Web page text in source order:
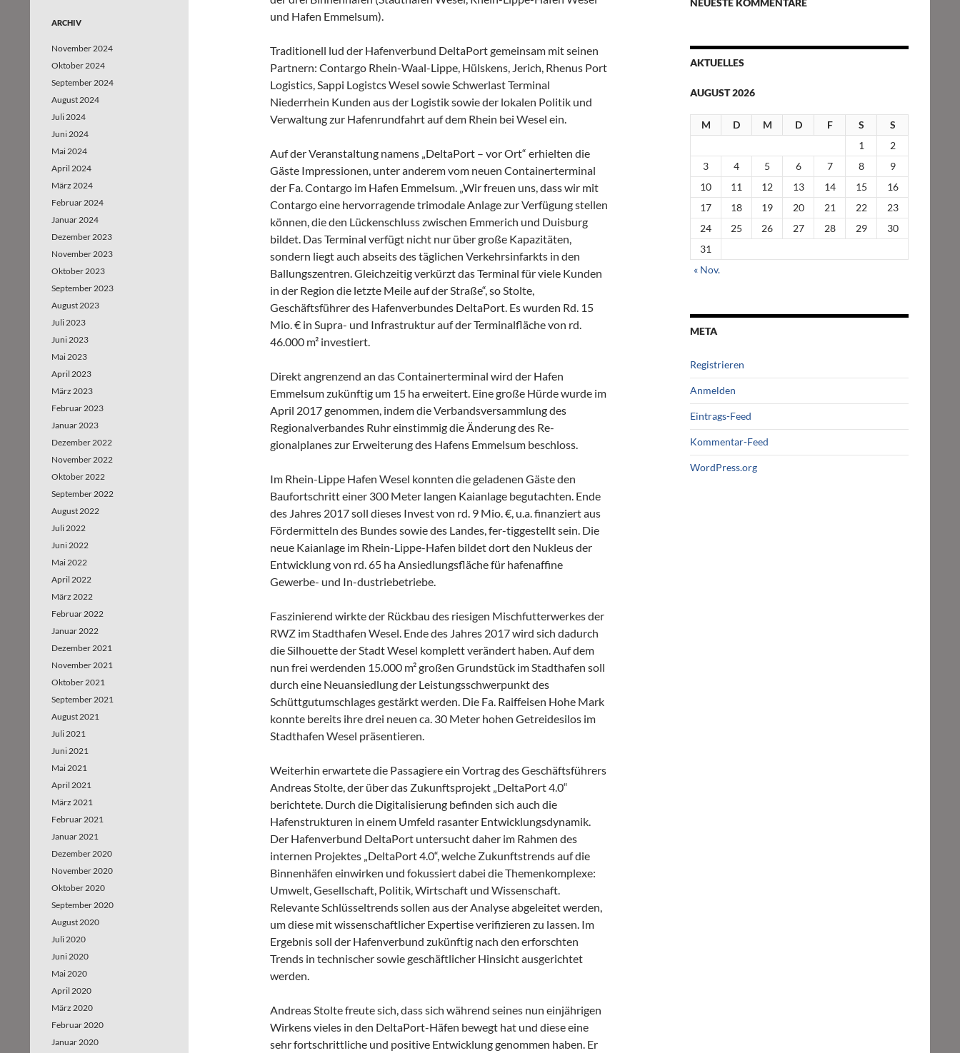
und Hafen Emmelsum).
Traditionell lud der Hafenverbund DeltaPort gemeinsam mit seinen
Partnern: Contargo Rhein-Waal-Lippe, Hülskens, Jerich, Rhenus Port
Logistics, Sappi Logistcs Wesel sowie Schwerlast Terminal
Niederrhein Kunden aus der Logistik sowie der lokalen Politik und
Verwaltung zur Hafenrundfahrt auf dem Rhein bei Wesel ein.
Auf der Veranstaltung namens „DeltaPort – vor Ort“ erhielten die
Gäste Impressionen, unter anderem vom neuen Containerterminal
der Fa. Contargo im Hafen Emmelsum. „Wir freuen uns, dass wir mit
Contargo eine hervorragende trimodale Anlage zur Verfügung stellen
können, die den Lückenschluss zwischen Emmerich und Duisburg
bildet. Das Terminal verfügt nicht nur über große Kapazitäten,
sondern liegt auch abseits des täglichen Verkehrsinfarkts in den
Ballungszentren. Gleichzeitig verkürzt das Terminal für viele Kunden
in der Region die letzte Meile auf der Straße“, so Stolte,
Geschäftsführer des Hafenverbundes DeltaPort. Es wurden Rd. 15
Mio. € in Supra- und Infrastruktur auf der Terminalfläche von rd.
46.000 m² investiert.
Direkt angrenzend an das Containerterminal wird der Hafen
Emmelsum zukünftig um 15 ha erweitert. Eine große Hürde wurde im
April 2017 genommen, indem die Verbandsversammlung des
Regionalverbandes Ruhr einstimmig die Änderung des Re-
gionalplanes zur Erweiterung des Hafens Emmelsum beschloss.
Im Rhein-Lippe Hafen Wesel konnten die geladenen Gäste den
Baufortschritt einer 300 Meter langen Kaianlage begutachten. Ende
des Jahres 2017 soll dieses Invest von rd. 9 Mio. €, u.a. finanziert aus
Fördermitteln des Bundes sowie des Landes, fer-tiggestellt sein. Die
neue Kaianlage im Rhein-Lippe-Hafen bildet dort den Nukleus der
Entwicklung von rd. 65 ha Ansiedlungsfläche für hafenaffine
Gewerbe- und In-dustriebetriebe.
Faszinierend wirkte der Rückbau des riesigen Mischfutterwerkes der
RWZ im Stadthafen Wesel. Ende des Jahres 2017 wird sich dadurch
die Silhouette der Stadt Wesel komplett verändert haben. Auf dem
nun frei werdenden 15.000 m² großen Grundstück im Stadthafen soll
durch eine Neuansiedlung der Leistungsschwerpunkt des
Schüttgutumschlages gestärkt werden. Die Fa. Raiffeisen Hohe Mark
konnte bereits ihre drei neuen ca. 30 Meter hohen Getreidesilos im
Stadthafen Wesel präsentieren.
Weiterhin erwartete die Passagiere ein Vortrag des Geschäftsführers
Andreas Stolte, der über das Zukunftsprojekt „DeltaPort 4.0“
berichtete. Durch die Digitalisierung befinden sich auch die
Hafenstrukturen in einem Umfeld rasanter Entwicklungsdynamik.
Der Hafenverbund DeltaPort untersucht daher im Rahmen des
internen Projektes „DeltaPort 4.0“, welche Zukunftstrends auf die
Binnenhäfen einwirken und fokussiert dabei die Themenkomplexe:
Umwelt, Gesellschaft, Politik, Wirtschaft und Wissenschaft.
Relevante Schlüsseltrends sollen aus der Analyse abgeleitet werden,
um diese mit wissenschaftlicher Expertise verifizieren zu lassen. Im
Ergebnis soll der Hafenverbund zukünftig nach den erforschten
Trends in technischer sowie geschäftlicher Hinsicht ausgerichtet
werden.
Andreas Stolte freute sich, dass sich während seines nun einjährigen
Wirkens vieles in den DeltaPort-Häfen bewegt hat und diese eine
sehr fortschrittliche und positive Entwicklung genommen haben. Er
NEUESTE KOMMENTARE
AKTUELLES
AUGUST 2026
M D M D F S
S
1
2
3
4 5 6 7 8
9
10
11 12 13 14 15
16
17
18 19 20 21 22
23
24
25 26 27 28 29
30
31
« Nov.
META
Registrieren
Anmelden
Eintrags-Feed
Kommentar-Feed
WordPress.org
ARCHIV
November 2024
Oktober 2024
September 2024
August 2024
Juli 2024
Juni 2024
Mai 2024
April 2024
März 2024
Februar 2024
Januar 2024
Dezember 2023
November 2023
Oktober 2023
September 2023
August 2023
Juli 2023
Juni 2023
Mai 2023
April 2023
März 2023
Februar 2023
Januar 2023
Dezember 2022
November 2022
Oktober 2022
September 2022
August 2022
Juli 2022
Juni 2022
Mai 2022
April 2022
März 2022
Februar 2022
Januar 2022
Dezember 2021
November 2021
Oktober 2021
September 2021
August 2021
Juli 2021
Juni 2021
Mai 2021
April 2021
März 2021
Februar 2021
Januar 2021
Dezember 2020
November 2020
Oktober 2020
September 2020
August 2020
Juli 2020
Juni 2020
Mai 2020
April 2020
März 2020
Februar 2020
Januar 2020